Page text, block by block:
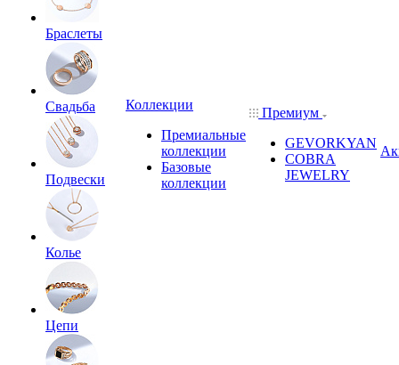
Браслеты
Свадьба
Подвески
Колье
Цепи
Коллекции
Премиальные
коллекции
Базовые
коллекции
Премиум
GEVORKYAN
COBRA
JEWELRY